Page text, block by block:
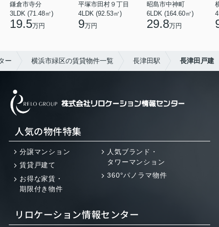
鎌倉市寺分
3LDK (71.48㎡)
19.5万円
平塚市田村９丁目
4LDK (92.53㎡)
9万円
昭島市中神町
6LDK (164.60㎡)
29.8万円
ー 横浜市緑区の賃貸物件一覧 長津田駅 長津田戸建
人気の物件特集
分譲マンション
賃貸戸建て
お得な家賃・
期限付き物件
人気ブランド・
タワーマンション
360°パノラマ物件
リロケーション情報センター